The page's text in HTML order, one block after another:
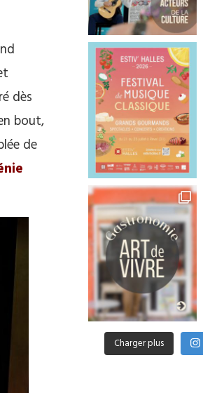
dès
bout,
de
Charger plus